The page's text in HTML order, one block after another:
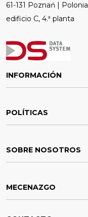
61-131 Poznań | Polonia
edificio C, 4.ª planta
INFORMACIÓN
POLÍTICAS
SOBRE NOSOTROS
MECENAZGO